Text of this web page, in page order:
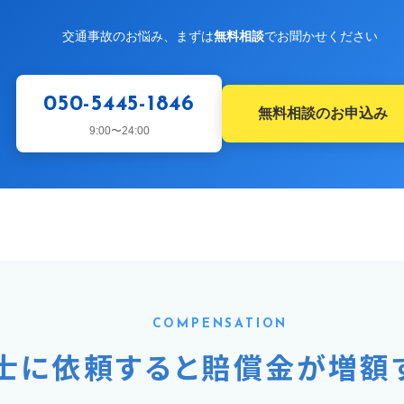
交通事故のお悩み、まずは無料相談でお聞かせください
050-5445-1846
9:00〜24:00
無料相談のお申込み
COMPENSATION
に依頼すると賠償金が増額